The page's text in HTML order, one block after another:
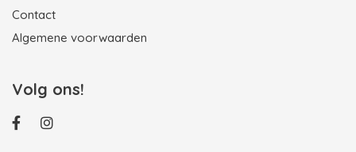
Contact
Algemene voorwaarden
Volg ons!